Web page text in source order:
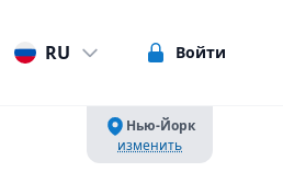
RU Войти
Нью-Йорк
изменить